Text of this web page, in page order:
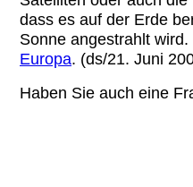
dass es auf der Erde
Sonne angestrahlt
Europa. (ds/21. Juni
Haben Sie auch eine